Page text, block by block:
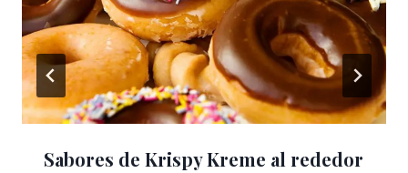
Sabores de Krispy Kreme al rededor